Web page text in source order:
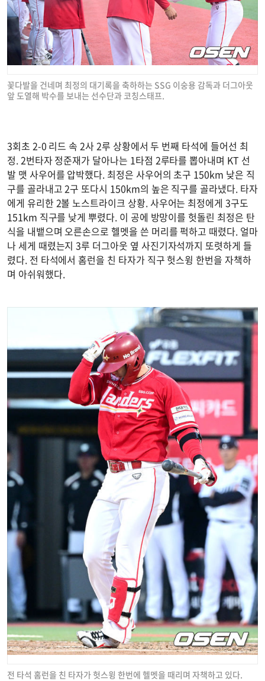
꽃다발을 건네며 최정의 대기록을 축하하는 SSG 이숭용 감독과 더그아웃
앞 도열해 박수를 보내는 선수단과 코칭스태프.
3회초 2-0 리드 속 2사 2루 상황에서 두 번째 타석에 들어선 최
정. 2번타자 정준재가 달아나는 1타점 2루타를 뽑아내며 KT 선
발 맷 사우어를 압박했다. 최정은 사우어의 초구 150km 낮은 직
구를 골라내고 2구 또다시 150km의 높은 직구를 골라냈다. 타자
에게 유리한 2볼 노스트라이크 상황. 사우어는 최정에게 3구도
151km 직구를 낮게 뿌렸다. 이 공에 방망이를 헛돌린 최정은 탄
식을 내뱉으며 오른손으로 헬멧을 쓴 머리를 퍽하고 때렸다. 얼마
나 세게 때렸는지 3루 더그아웃 옆 사진기자석까지 또렷하게 들
렸다. 전 타석에서 홈런을 친 타자가 직구 헛스윙 한번을 자책하
며 아쉬워했다.
전 타석 홈런을 친 타자가 헛스윙 한번에 헬멧을 때리며 자책하고 있다.